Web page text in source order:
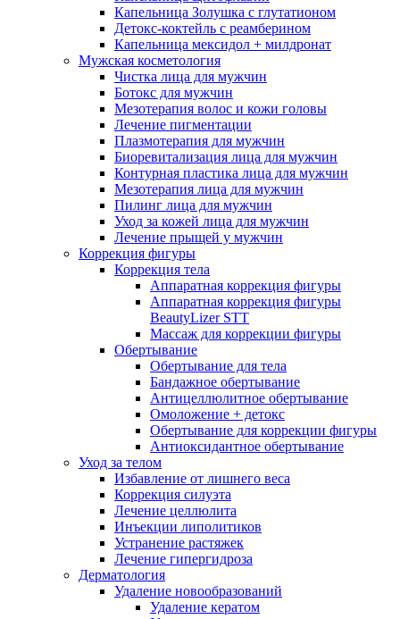
Капельница Золушка с глутатионом
Детокс-коктейль с реамберином
Капельница мексидол + милдронат
Мужская косметология
Чистка лица для мужчин
Ботокс для мужчин
Мезотерапия волос и кожи головы
Лечение пигментации
Плазмотерапия для мужчин
Биоревитализация лица для мужчин
Контурная пластика лица для мужчин
Мезотерапия лица для мужчин
Пилинг лица для мужчин
Уход за кожей лица для мужчин
Лечение прыщей у мужчин
Коррекция фигуры
Коррекция тела
Аппаратная коррекция фигуры
Аппаратная коррекция фигуры
BeautyLizer STT
Массаж для коррекции фигуры
Обертывание
Обертывание для тела
Бандажное обертывание
Антицеллюлитное обертывание
Омоложение + детокс
Обертывание для коррекции фигуры
Антиоксидантное обертывание
Уход за телом
Избавление от лишнего веса
Коррекция силуэта
Лечение целлюлита
Инъекции липолитиков
Устранение растяжек
Лечение гипергидроза
Дерматология
Удаление новообразований
Удаление кератом